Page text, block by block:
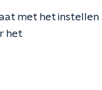
met het instellen
het